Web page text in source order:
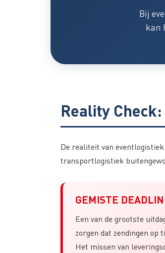
Bij
kan
Reality
De realiteit van
transportlogistiek
GEMISTE
Een van de grootste
zorgen dat zendingen op
Het missen van